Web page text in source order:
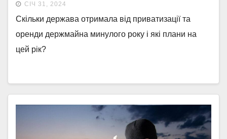
СІЧ 31, 2024
Скільки держава отримала від приватизації та
оренди держмайна минулого року і які плани на
цей рік?